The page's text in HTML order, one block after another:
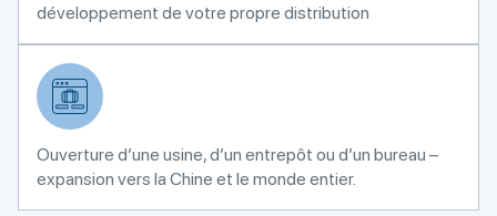
développement de votre propre distribution
Ouverture d’une usine, d’un entrepôt ou d’un bureau –
expansion vers la Chine et le monde entier.